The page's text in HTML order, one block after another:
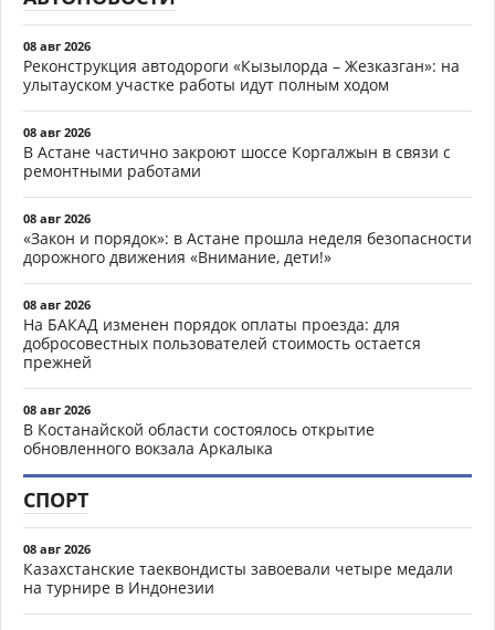
08 авг 2026
Реконструкция автодороги «Кызылорда – Жезказган»: на
улытауском участке работы идут полным ходом
08 авг 2026
В Астане частично закроют шоссе Коргалжын в связи с
ремонтными работами
08 авг 2026
«Закон и порядок»: в Астане прошла неделя безопасности
дорожного движения «Внимание, дети!»
08 авг 2026
На БАКАД изменен порядок оплаты проезда: для
добросовестных пользователей стоимость остается
прежней
08 авг 2026
В Костанайской области состоялось открытие
обновленного вокзала Аркалыка
СПОРТ
08 авг 2026
Казахстанские таеквондисты завоевали четыре медали
на турнире в Индонезии